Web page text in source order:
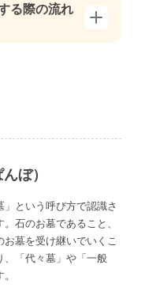
る際の流れ
ぼ）
という呼び方で認識さ
石のお墓であること、
墓を受け継いでいくこ
、「代々墓」や「一般